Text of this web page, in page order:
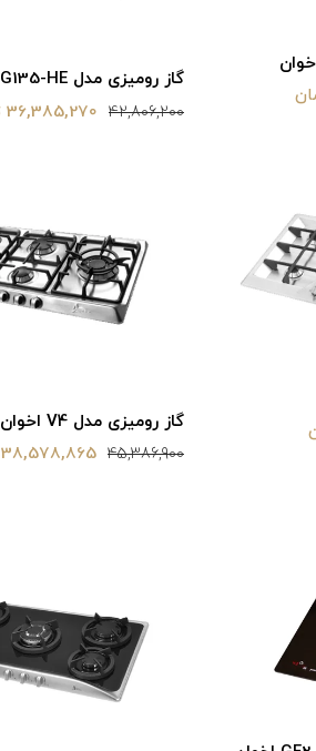
گاز رومیزی مدل G135-HE اخوان
42,806,200 36,385,270 تومان
گاز رومیزی مدل V4 اخوان
45,386,900 38,578,865 تومان